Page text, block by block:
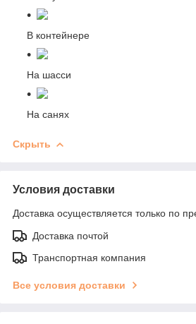
В контейнере
На шасси
На санях
Скрыть
Условия доставки
Доставка осуществляется только по
Доставка почтой
Транспортная компания
Все условия доставки